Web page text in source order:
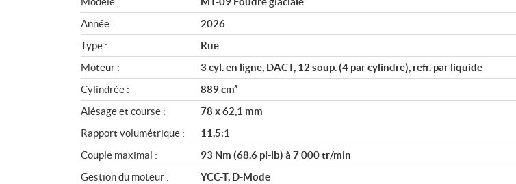
é
c
i
f
i
c
a
t
i
o
n
s
Année :
2026
Type :
Rue
Moteur :
3 cyl. en ligne, DACT, 12 soup. (4 par cylindre), refr. par liquide
Cylindrée :
889 cm³
Alésage et course :
78 x 62,1 mm
Rapport volumétrique :
11,5:1
Couple maximal :
93 Nm (68,6 pi-lb) à 7 000 tr/min
Gestion du moteur :
YCC-T, D-Mode